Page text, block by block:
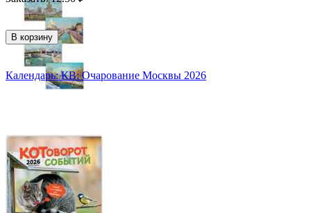
В корзину
Календарь: КВ: Очарование Москвы 2026